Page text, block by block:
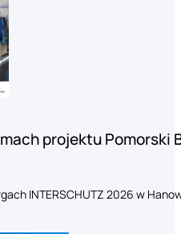
projektu Pomorski
INTERSCHUTZ 2026 w